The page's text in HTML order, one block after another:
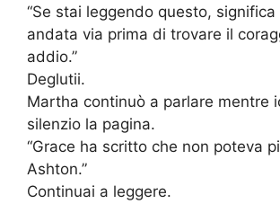
“Se stai leggendo questo,
andata via prima di trovare il
addio.”
Deglutii.
Martha continuò a parlare mentre
silenzio la pagina.
“Grace ha scritto che non poteva
Ashton.”
Continuai a leggere.